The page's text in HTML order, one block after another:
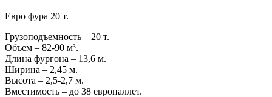
Евро фура 20 т.
Грузоподъемность – 20 т.
Объем – 82-90 м³.
Длина фургона – 13,6 м.
Ширина – 2,45 м.
Высота – 2,5-2,7 м.
Вместимость – до 38 европаллет.